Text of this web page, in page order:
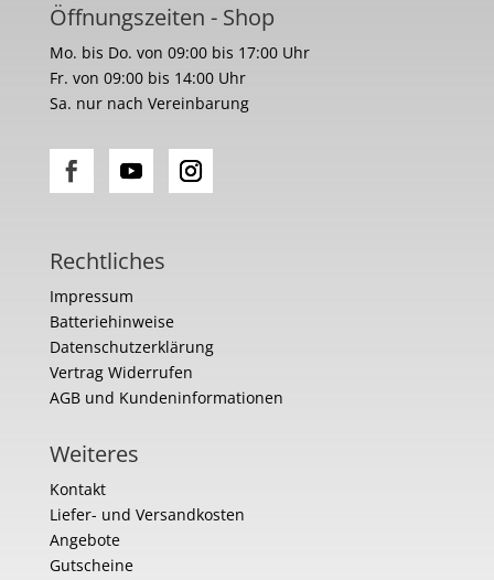
Öffnungszeiten - Shop
Mo. bis Do. von 09:00 bis 17:00 Uhr
Fr. von 09:00 bis 14:00 Uhr
Sa. nur nach Vereinbarung
Rechtliches
Impressum
Batteriehinweise
Datenschutzerklärung
Vertrag Widerrufen
AGB und Kundeninformationen
Weiteres
Kontakt
Liefer- und Versandkosten
Angebote
Gutscheine